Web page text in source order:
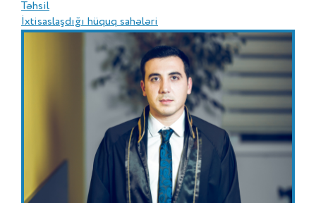
Təhsil
İxtisaslaşdığı hüquq sahələri